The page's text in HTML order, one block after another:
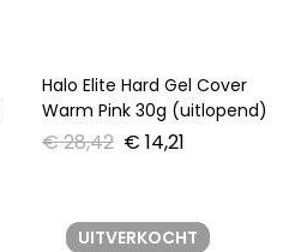
Halo Elite Hard Gel Cover
Warm Pink 30g (uitlopend)
€28,42 € 14,21
UITVERKOCHT